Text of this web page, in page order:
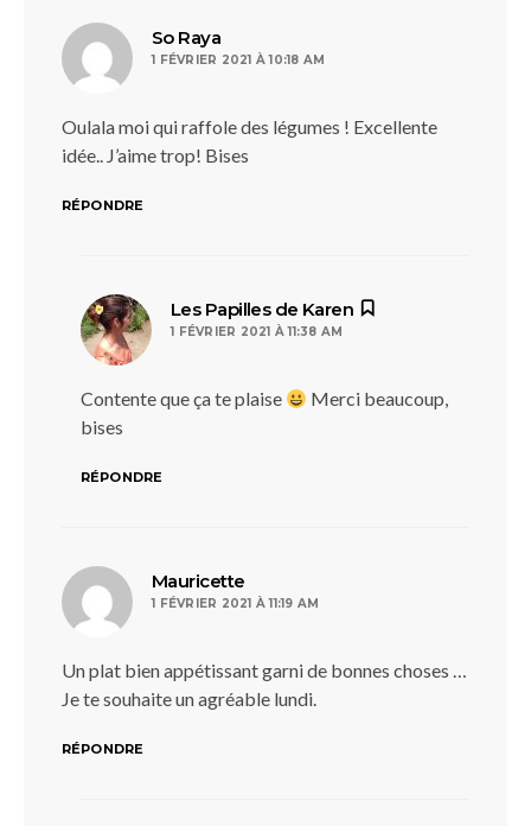
So Raya
1 FÉVRIER 2021 À 10:18 AM
Oulala moi qui raffole des légumes ! Excellente
idée.. J’aime trop! Bises
RÉPONDRE
Les Papilles de Karen
1 FÉVRIER 2021 À 11:38 AM
Contente que ça te plaise
Merci beaucoup,
bises
RÉPONDRE
Mauricette
1 FÉVRIER 2021 À 11:19 AM
Un plat bien appétissant garni de bonnes choses …
Je te souhaite un agréable lundi.
RÉPONDRE